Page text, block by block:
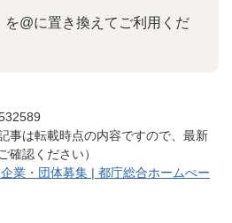
を@に置き換えてご利用くだ
事は転載時点の内容ですので、最新
確認ください）
業・団体募集 | 都庁総合ホームぺー